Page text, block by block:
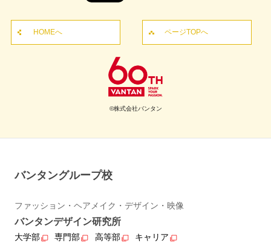
HOMEへ ページTOPへ
©株式会社バンタン
バンタングループ校
ファッション・ヘアメイク・デザイン・映像
バンタンデザイン研究所
大学部 専門部 高等部 キャリア